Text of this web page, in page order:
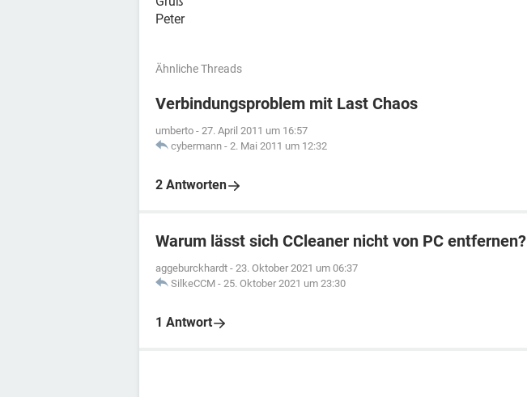
Peter
Ähnliche Threads
Verbindungsproblem mit Last Chaos
umberto - 27. April 2011 um 16:57
cybermann - 2. Mai 2011 um 12:32
2 Antworten
Warum lässt sich CCleaner nicht von PC entfernen?
aggeburckhardt - 23. Oktober 2021 um 06:37
SilkeCCM - 25. Oktober 2021 um 23:30
1 Antwort